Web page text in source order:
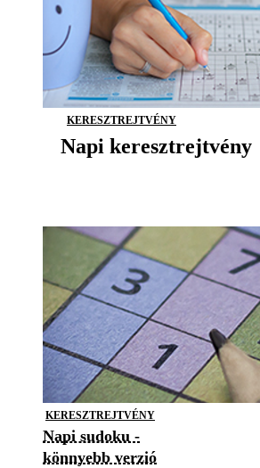
KERESZTREJTVÉNY
Napi keresztrejtvény
KERESZTREJTVÉNY
Napi sudoku -
könnyebb verzió